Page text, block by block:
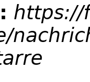
https://